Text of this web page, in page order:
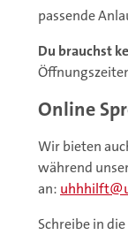
passende
Du brauchst
Online
Wir bieten
während
an: uhhhilft
Schreibe in